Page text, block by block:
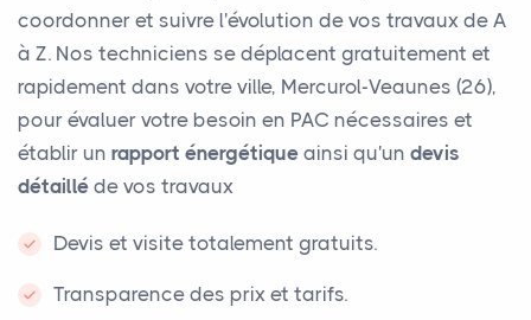
coordonner et suivre l'évolution de vos travaux de A
à Z. Nos techniciens se déplacent gratuitement et
rapidement dans votre ville, Mercurol-Veaunes (26),
pour évaluer votre besoin en PAC nécessaires et
établir un rapport énergétique ainsi qu'un devis
détaillé de vos travaux
Devis et visite totalement gratuits.
Transparence des prix et tarifs.